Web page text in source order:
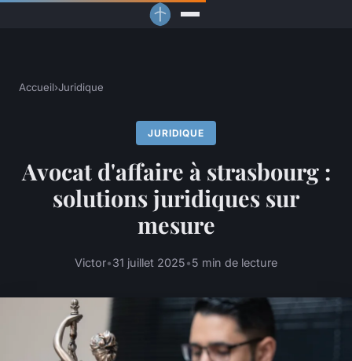
Accueil›Juridique
JURIDIQUE
Avocat d'affaire à strasbourg :
solutions juridiques sur
mesure
Victor•31 juillet 2025•5 min de lecture